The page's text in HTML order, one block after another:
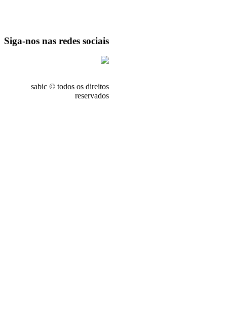
Siga-nos nas redes sociais
sabic © todos os direitos
reservados